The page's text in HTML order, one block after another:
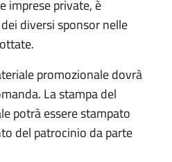
imprese private, è
diversi sponsor nelle
promozionale dovrà
La stampa del
potrà essere stampato
del patrocinio da parte